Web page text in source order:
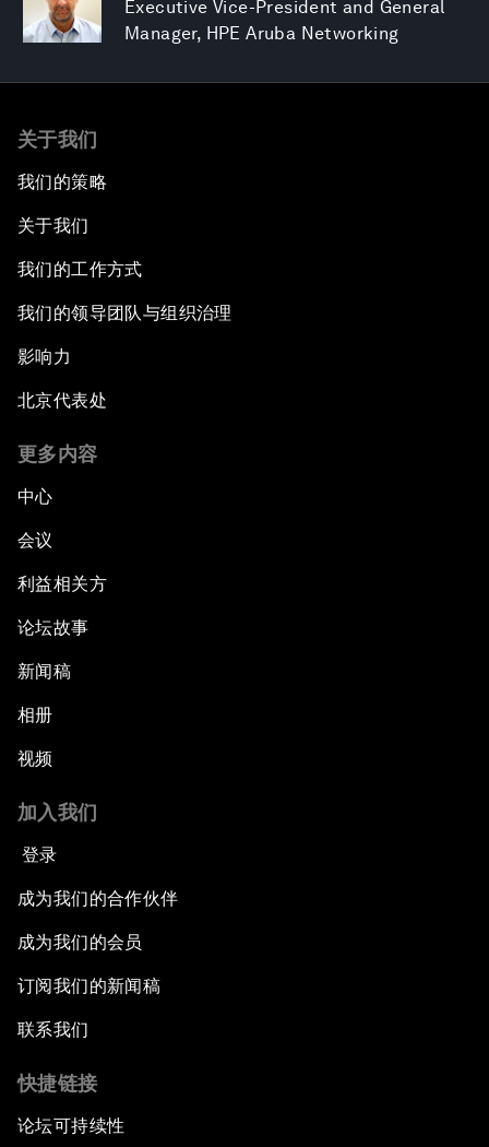
Executive Vice-President and General
Manager, HPE Aruba Networking
关于我们
我们的策略
关于我们
我们的工作方式
我们的领导团队与组织治理
影响力
北京代表处
更多内容
中心
会议
利益相关方
论坛故事
新闻稿
相册
视频
加入我们
登录
成为我们的合作伙伴
成为我们的会员
订阅我们的新闻稿
联系我们
快捷链接
论坛可持续性